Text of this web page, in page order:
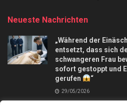
Neueste Nachrichten
„Während der
entsetzt, dass sich
schwangeren Frau
sofort gestoppt und
gerufen
“
29/05/2026